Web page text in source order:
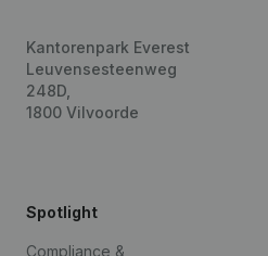
Kantorenpark Everest
Leuvensesteenweg
248D,
1800 Vilvoorde
Spotlight
Compliance &